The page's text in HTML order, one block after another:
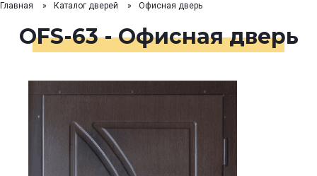
Главная Каталог дверей Офисная дверь
OFS-63 - Офисная дверь